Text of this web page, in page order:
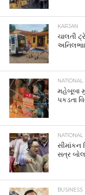
KARJAN
ચાલતી
NATIONAL
મહેબૂબા
પકડતા
NATIONAL
સીમાંકન
સત્ર
BUSINESS